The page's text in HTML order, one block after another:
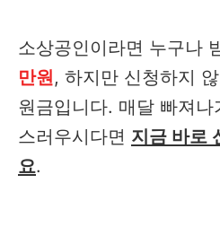
소상공인이라면 누구나
만원, 하지만 신청하지
원금입니다. 매달 빠져
스러우시다면 지금 바로
요.